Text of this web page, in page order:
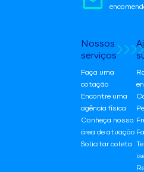
Nossos
serviços
Faça uma
cotação
Encontre uma
agência física
Conheça nossa
área de atuação
Solicitar coleta